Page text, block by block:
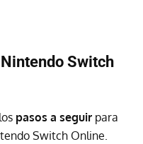
Switch
pasos a seguir para
Switch Online.